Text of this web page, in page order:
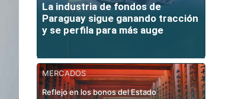
La industria de fondos de
Paraguay sigue ganando tracción
y se perfila para más auge
MERCADOS
Reflejo en los bonos del Estado